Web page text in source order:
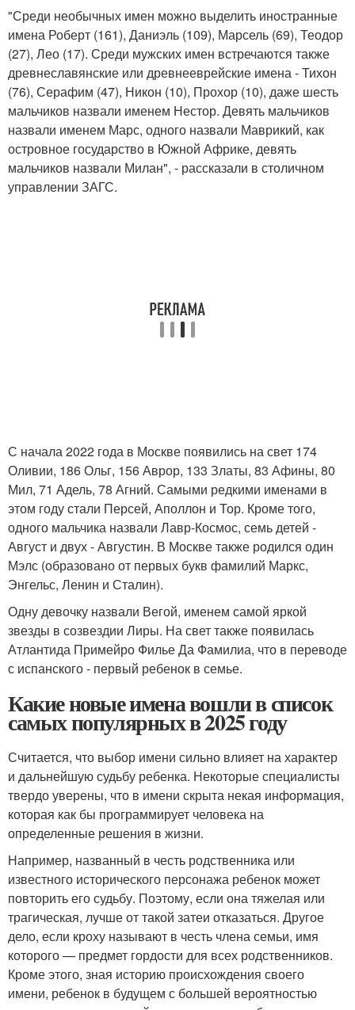
"Среди необычных имен можно выделить иностранные
имена Роберт (161), Даниэль (109), Марсель (69), Теодор
(27), Лео (17). Среди мужских имен встречаются также
древнеславянские или древнееврейские имена - Тихон
(76), Серафим (47), Никон (10), Прохор (10), даже шесть
мальчиков назвали именем Нестор. Девять мальчиков
назвали именем Марс, одного назвали Маврикий, как
островное государство в Южной Африке, девять
мальчиков назвали Милан", - рассказали в столичном
управлении ЗАГС.
С начала 2022 года в Москве появились на свет 174
Оливии, 186 Ольг, 156 Аврор, 133 Златы, 83 Афины, 80
Мил, 71 Адель, 78 Агний. Самыми редкими именами в
этом году стали Персей, Аполлон и Тор. Кроме того,
одного мальчика назвали Лавр-Космос, семь детей -
Август и двух - Августин. В Москве также родился один
Мэлс (образовано от первых букв фамилий Маркс,
Энгельс, Ленин и Сталин).
Одну девочку назвали Вегой, именем самой яркой
звезды в созвездии Лиры. На свет также появилась
Атлантида Примейро Филье Да Фамилиа, что в переводе
с испанского - первый ребенок в семье.
Какие новые имена вошли в список
самых популярных в 2025 году
Считается, что выбор имени сильно влияет на характер
и дальнейшую судьбу ребенка. Некоторые специалисты
твердо уверены, что в имени скрыта некая информация,
которая как бы программирует человека на
определенные решения в жизни.
Например, названный в честь родственника или
известного исторического персонажа ребенок может
повторить его судьбу. Поэтому, если она тяжелая или
трагическая, лучше от такой затеи отказаться. Другое
дело, если кроху называют в честь члена семьи, имя
которого — предмет гордости для всех родственников.
Кроме этого, зная историю происхождения своего
имени, ребенок в будущем с большей вероятностью